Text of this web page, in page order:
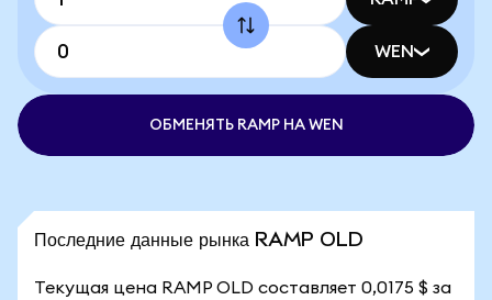
WEN
ОБМЕНЯТЬ RAMP НА WEN
Последние данные рынка RAMP OLD
Текущая цена RAMP OLD составляет 0,0175 $ за